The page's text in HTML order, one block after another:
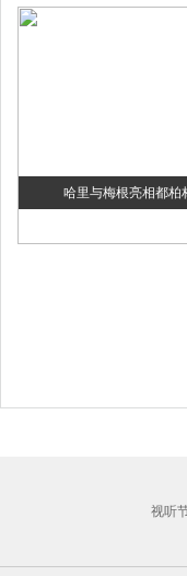
哈里与梅根亮相都柏
视听